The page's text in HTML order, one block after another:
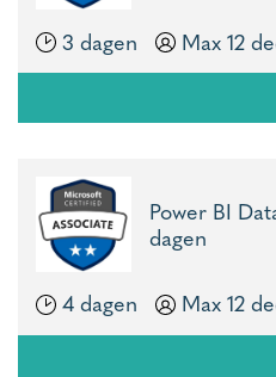
3 dagen
Max 12
Power BI
dagen
4 dagen
Max 12